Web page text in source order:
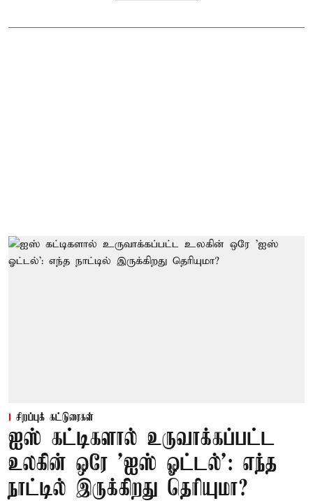
சிறப்புக் கட்டுரைகள்
ஐஸ் கட்டிகளால் உருவாக்கப்பட்ட
உலகின் ஒரே 'ஐஸ் ஓட்டல்': எந்த
நாட்டில் இருக்கிறது தெரியுமா?